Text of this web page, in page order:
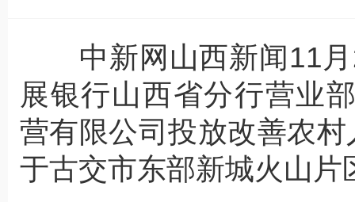
中新网山西新闻11月
展银行山西省分行营业
营有限公司投放改善农
于古交市东部新城火山片